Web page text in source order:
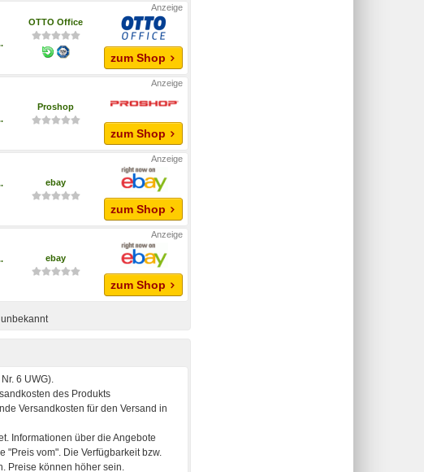
OTTO Office
zum Shop
Proshop
zum Shop
ebay
zum Shop
ebay
zum Shop
unbekannt